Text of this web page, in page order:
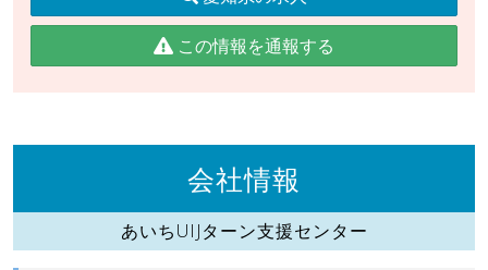
この情報を通報する
会社情報
あいちUIJターン支援センター